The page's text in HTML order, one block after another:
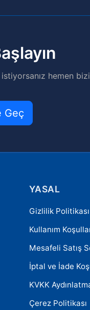
hemen
Geç
YASAL
Gizlilik Politikası
Kullanım
Mesafeli Satış
İptal ve İade
KVKK
Çerez Politikası